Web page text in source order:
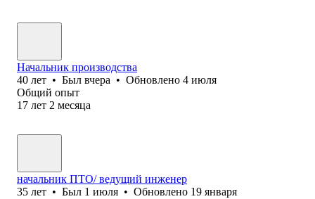
Начальник производства
40 лет • Был вчера • Обновлено 4 июля
Общий опыт
17 лет 2 месяца
начальник ПТО/ ведущий инженер
35 лет • Был 1 июля • Обновлено 19 января